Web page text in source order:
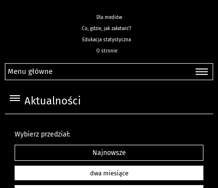
Dla mediów
Co, gdzie, jak załatwić?
Edukacja statystyczna
O stronie
Menu główne
Aktualności
Wybierz przedział:
Najnowsze
dwa miesiące